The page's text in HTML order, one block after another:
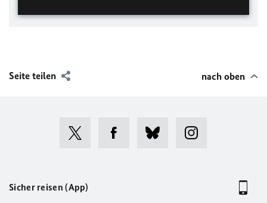
Seite teilen nach oben
Sicher reisen (App)